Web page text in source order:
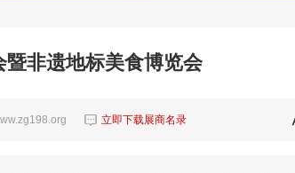
非遗地标美食博览会
立即下载展商名录